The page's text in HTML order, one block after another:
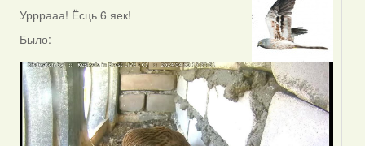
Урррааа! Ёсць 6 яек!
Было: